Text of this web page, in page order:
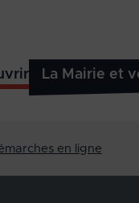
La Mairie et
en ligne